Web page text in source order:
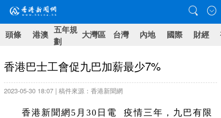
頭條 港澳 五年規
劃
大灣區 台灣 內地 國際 財經
香港巴士工會促九巴加薪最少7%
2023-05-30 18:07 | 稿件來源：香港新聞網
香港新聞網5月30日電 疫情三年，九巴有限